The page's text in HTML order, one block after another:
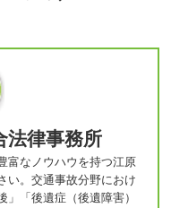
法律事務所
富なノウハウを持つ江原
い。交通事故分野におけ
「後遺症（後遺障害）